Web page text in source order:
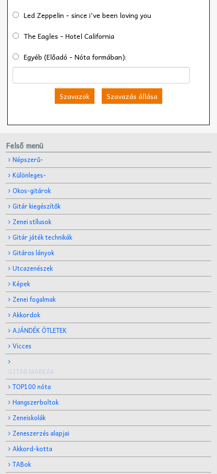
Led Zeppelin - since i've been loving you
The Eagles - Hotel California
Egyéb (Előadó - Nóta formában):
Szavazok Szavazás állása
Felső menü
Népszerű-
Különleges-
Okos-gitárok
Gitár kiegészítők
Zenei stílusok
Gitár játék technikák
Gitáros lányok
Utcazenészek
Képek
Zenei fogalmak
Akkordok
AJÁNDÉK ÖTLETEK
Vicces
GITÁR MÁRKÁK
TOP100 nóta
Hangszerboltok
Zeneiskolák
Zeneszerzés alapjai
Akkord-kotta
TABok